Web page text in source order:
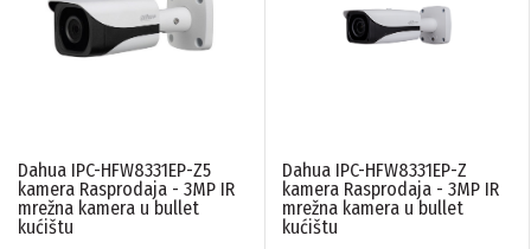
Dahua IPC-HFW8331EP-Z5
kamera Rasprodaja - 3MP IR
mrežna kamera u bullet
kućištu
Dahua IPC-HFW8331EP-Z
kamera Rasprodaja - 3MP IR
mrežna kamera u bullet
kućištu